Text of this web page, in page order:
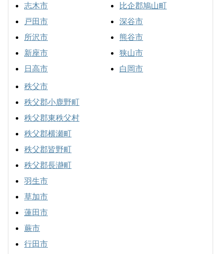
志木市
戸田市
所沢市
新座市
日高市
比企郡鳩山町
深谷市
熊谷市
狭山市
白岡市
秩父市
秩父郡小鹿野町
秩父郡東秩父村
秩父郡横瀬町
秩父郡皆野町
秩父郡長瀞町
羽生市
草加市
蓮田市
蕨市
行田市